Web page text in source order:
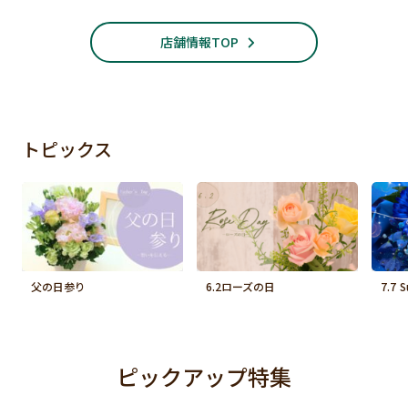
店舗情報TOP
トピックス
父の日参り 6.2ローズの日 7.7
ピックアップ特集